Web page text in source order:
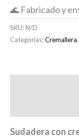
🌊 Fabricado y
SKU:N/D
Categorías:Cremallera,
Sudadera con